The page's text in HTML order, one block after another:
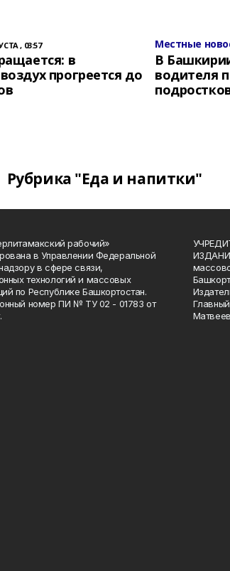
, 03:57
в
прогреется до
Местные
В
водителя
Рубрика "Еда и напитки"
рабочий»
в Управлении Федеральной
в сфере связи,
технологий и массовых
по Республике Башкортостан.
номер ПИ № ТУ 02 - 01783 от